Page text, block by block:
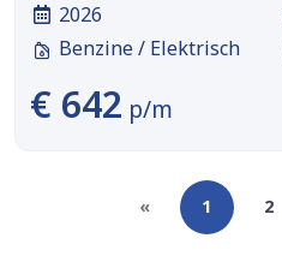
2026
Benzine / Elektrisch
€ 642 p/m
« 1 2